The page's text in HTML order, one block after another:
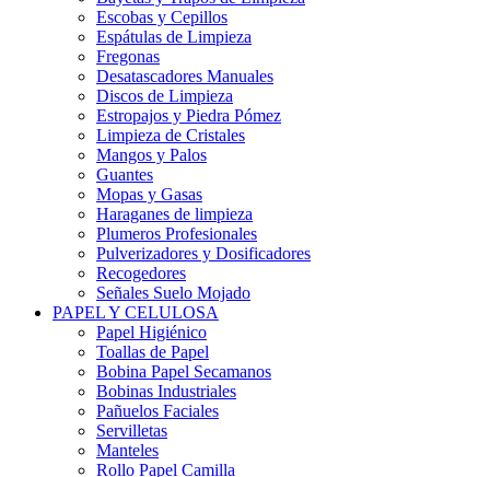
Escobas y Cepillos
Espátulas de Limpieza
Fregonas
Desatascadores Manuales
Discos de Limpieza
Estropajos y Piedra Pómez
Limpieza de Cristales
Mangos y Palos
Guantes
Mopas y Gasas
Haraganes de limpieza
Plumeros Profesionales
Pulverizadores y Dosificadores
Recogedores
Señales Suelo Mojado
PAPEL Y CELULOSA
Papel Higiénico
Toallas de Papel
Bobina Papel Secamanos
Bobinas Industriales
Pañuelos Faciales
Servilletas
Manteles
Rollo Papel Camilla